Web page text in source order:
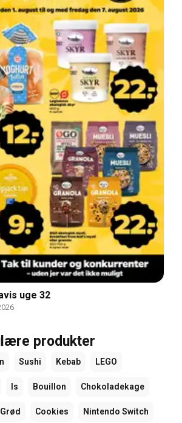
uge 32
produkter
Sushi Kebab LEGO
Is Bouillon Chokoladekage
Grød Cookies Nintendo Switch